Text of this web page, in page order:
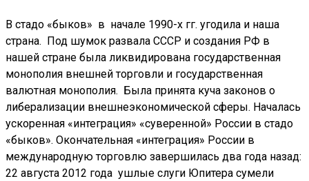
В стадо «быков» в начале 1990-х гг. угодила и наша
страна. Под шумок развала СССР и создания РФ в
нашей стране была ликвидирована государственная
монополия внешней торговли и государственная
валютная монополия. Была принята куча законов о
либерализации внешнеэкономической сферы. Началась
ускоренная «интеграция» «суверенной» России в стадо
«быков». Окончательная «интеграция» России в
международную торговлю завершилась два года назад:
22 августа 2012 года ушлые слуги Юпитера сумели